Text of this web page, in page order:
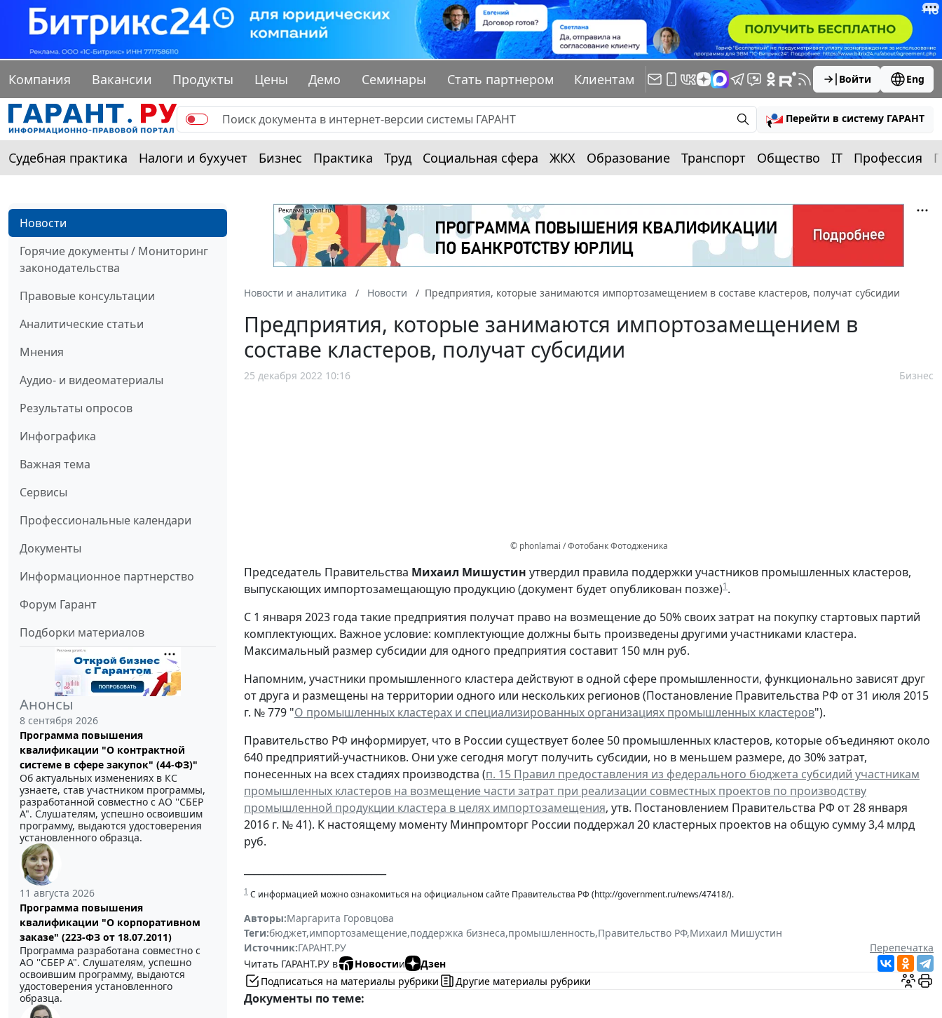
Компания Вакансии Продукты Цены Демо Семинары Стать партнером Клиентам Войти Eng
Перейти в систему ГАРАНТ
Судебная практика Налоги и бухучет Бизнес Практика Труд Социальная сфера ЖКХ Образование Транспорт Общество IT Профессия
Новости
Горячие документы / Мониторинг
законодательства
Правовые консультации
Аналитические статьи
Мнения
Аудио- и видеоматериалы
Результаты опросов
Инфографика
Важная тема
Сервисы
Профессиональные календари
Документы
Информационное партнерство
Форум Гарант
Подборки материалов
Анонсы
8 сентября 2026
Программа повышения
квалификации "О контрактной
системе в сфере закупок" (44-ФЗ)"
Об актуальных изменениях в КС
узнаете, став участником программы,
разработанной совместно с АО ''СБЕР
А". Слушателям, успешно освоившим
программу, выдаются удостоверения
установленного образца.
11 августа 2026
Программа повышения
квалификации "О корпоративном
заказе" (223-ФЗ от 18.07.2011)
Программа разработана совместно с
АО ''СБЕР А". Слушателям, успешно
освоившим программу, выдаются
удостоверения установленного
образца.
Новости и аналитика Новости Предприятия, которые занимаются импортозамещением в составе кластеров, получат субсидии
Предприятия, которые занимаются импортозамещением в
составе кластеров, получат субсидии
25 декабря 2022 10:16 Бизнес
© phonlamai / Фотобанк Фотодженика
Председатель Правительства Михаил Мишустин утвердил правила поддержки участников промышленных кластеров,
выпускающих импортозамещающую продукцию (документ будет опубликован позже)1.
С 1 января 2023 года такие предприятия получат право на возмещение до 50% своих затрат на покупку стартовых партий
комплектующих. Важное условие: комплектующие должны быть произведены другими участниками кластера.
Максимальный размер субсидии для одного предприятия составит 150 млн руб.
Напомним, участники промышленного кластера действуют в одной сфере промышленности, функционально зависят друг
от друга и размещены на территории одного или нескольких регионов (Постановление Правительства РФ от 31 июля 2015
г. № 779 "О промышленных кластерах и специализированных организациях промышленных кластеров").
Правительство РФ информирует, что в России существует более 50 промышленных кластеров, которые объединяют около
640 предприятий-участников. Они уже сегодня могут получить субсидии, но в меньшем размере, до 30% затрат,
понесенных на всех стадиях производства (п. 15 Правил предоставления из федерального бюджета субсидий участникам
промышленных кластеров на возмещение части затрат при реализации совместных проектов по производству
промышленной продукции кластера в целях импортозамещения, утв. Постановлением Правительства РФ от 28 января
2016 г. № 41). К настоящему моменту Минпромторг России поддержал 20 кластерных проектов на общую сумму 3,4 млрд
руб.
1 С информацией можно ознакомиться на официальном сайте Правительства РФ (http://government.ru/news/47418/).
Авторы:Маргарита Горовцова
Теги:бюджет,импортозамещение,поддержка бизнеса,промышленность,Правительство РФ,Михаил Мишустин
Источник:ГАРАНТ.РУ
Перепечатка
Читать ГАРАНТ.РУ в
Новостии
Дзен
Подписаться на материалы рубрики
Другие материалы рубрики
Документы по теме: